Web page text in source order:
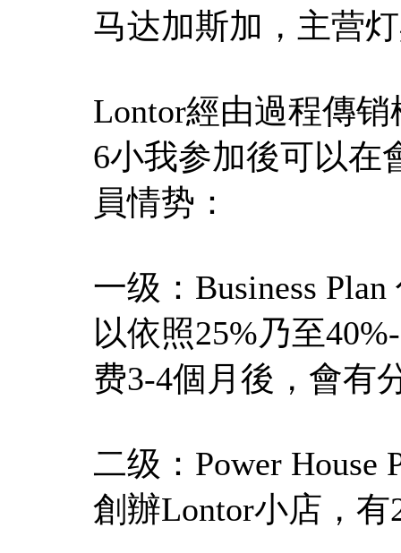
马达加斯加，主营
Lontor經由過程傳
6小我参加後可以在
員情势：
一级：Business
以依照25%乃至
费3-4個月後，會有
二级：Power House
創辦Lontor小店，